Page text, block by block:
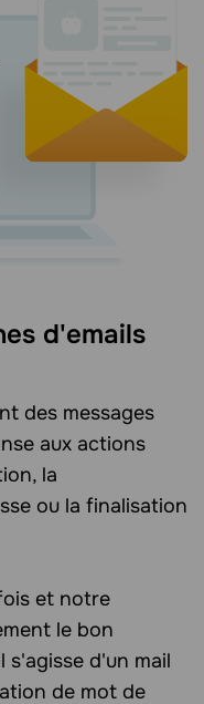
d'emails
des messages
aux actions
la
ou la finalisation
et notre
le bon
s'agisse d'un mail
de mot de